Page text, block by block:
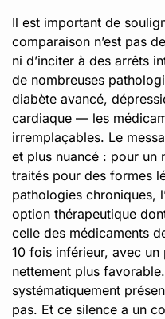
Il est important de
comparaison n’est pas
ni d’inciter à des arrêts
de nombreuses
diabète avancé,
cardiaque — les
irremplaçables. Le
et plus nuancé : pour un
traités pour des formes
pathologies chroniques,
option thérapeutique
celle des médicaments
10 fois inférieur, avec un
nettement plus
systématiquement
pas. Et ce silence a un